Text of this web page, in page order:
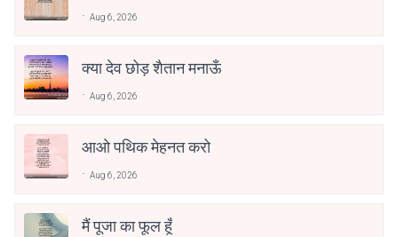
Aug 6, 2026
क्या देव छोड़ शैतान मनाऊँ
Aug 6, 2026
आओ पथिक मेहनत करो
Aug 6, 2026
मैं पूजा का फूल हूँ